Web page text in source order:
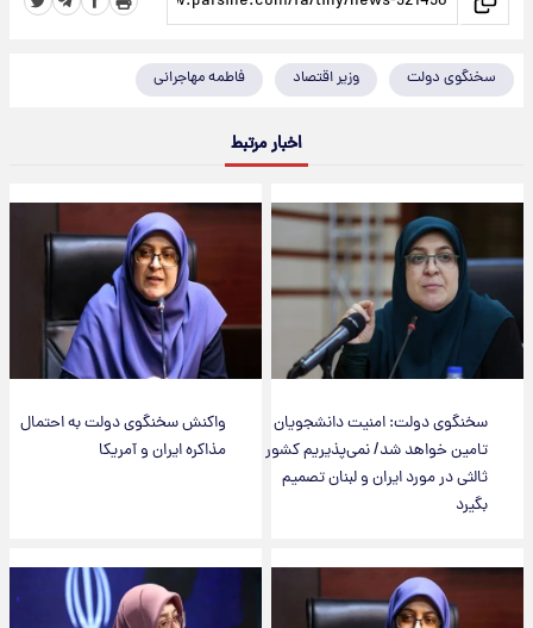
سخنگوی دولت وزیر اقتصاد فاطمه مهاجرانی
اخبار مرتبط
سخنگوی دولت: امنیت دانشجویان
تامین خواهد شد/ نمی‌پذیریم کشور
ثالثی در مورد ایران و لبنان تصمیم
بگیرد
واکنش سخنگوی دولت به احتمال
مذاکره ایران و آمریکا